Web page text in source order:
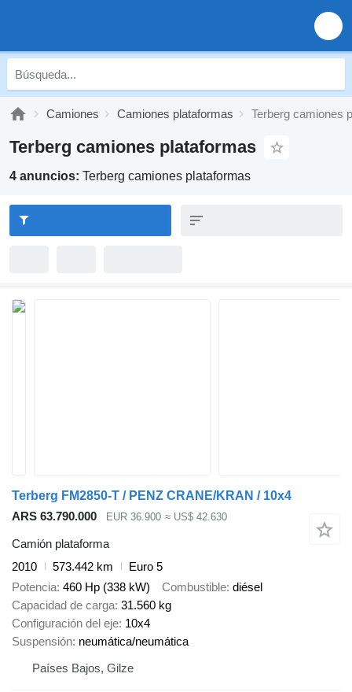
Camiones Camiones plataformas Terberg camiones
Terberg camiones plataformas
4 anuncios: Terberg camiones plataformas
Terberg FM2850-T / PENZ CRANE/KRAN / 10x4
ARS 63.790.000
EUR 36.900 ≈ US$ 42.630
Camión plataforma
2010
573.442 km
Euro 5
Potencia 460 Hp (338 kW) Combustible diésel
Capacidad de carga 31.560 kg
Configuración del eje 10x4
Suspensión neumática/neumática
Países Bajos, Gilze